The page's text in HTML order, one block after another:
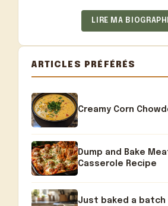
LIRE MA
ARTICLES PRÉFÉRÉS
Creamy Corn
Dump and Bake
Casserole Recipe
Just baked a